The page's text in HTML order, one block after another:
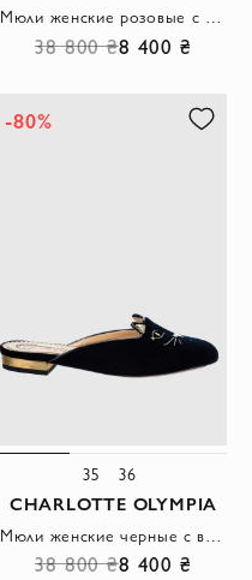
Мюли женские розовые с вышивкой в виде кота
38 800 ₴8 400 ₴
-80%
35 36
CHARLOTTE OLYMPIA
38 800 ₴8 400 ₴